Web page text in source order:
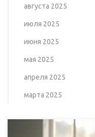
августа 2025
июля 2025
июня 2025
мая 2025
апреля 2025
марта 2025